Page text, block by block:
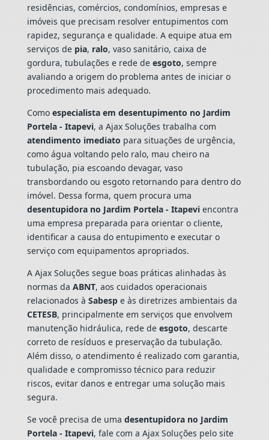
residências, comércios, condomínios, empresas e
imóveis que precisam resolver entupimentos com
rapidez, segurança e qualidade. A equipe atua em
serviços de pia, ralo, vaso sanitário, caixa de
gordura, tubulações e rede de esgoto, sempre
avaliando a origem do problema antes de iniciar o
procedimento mais adequado.
Como especialista em desentupimento no Jardim
Portela - Itapevi, a Ajax Soluções trabalha com
atendimento imediato para situações de urgência,
como água voltando pelo ralo, mau cheiro na
tubulação, pia escoando devagar, vaso
transbordando ou esgoto retornando para dentro do
imóvel. Dessa forma, quem procura uma
desentupidora no Jardim Portela - Itapeviencontra
uma empresa preparada para orientar o cliente,
identificar a causa do entupimento e executar o
serviço com equipamentos apropriados.
A Ajax Soluções segue boas práticas alinhadas às
normas da ABNT, aos cuidados operacionais
relacionados à Sabespe às diretrizes ambientais da
CETESB, principalmente em serviços que envolvem
manutenção hidráulica, rede de esgoto, descarte
correto de resíduos e preservação da tubulação.
Além disso, o atendimento é realizado com garantia,
qualidade e compromisso técnico para reduzir
riscos, evitar danos e entregar uma solução mais
segura.
Se você precisa de uma desentupidora no Jardim
Portela - Itapevi, fale com a Ajax Soluções pelo site